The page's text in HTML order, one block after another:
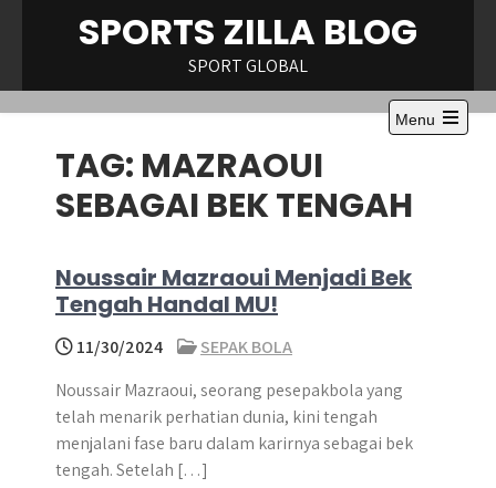
SPORTS ZILLA BLOG
SPORT GLOBAL
Menu
Open
TAG: MAZRAOUI
SEBAGAI BEK TENGAH
Noussair Mazraoui Menjadi Bek
Tengah Handal MU!
11/30/2024
SEPAK BOLA
Noussair Mazraoui, seorang pesepakbola yang
telah menarik perhatian dunia, kini tengah
menjalani fase baru dalam karirnya sebagai bek
tengah. Setelah […]